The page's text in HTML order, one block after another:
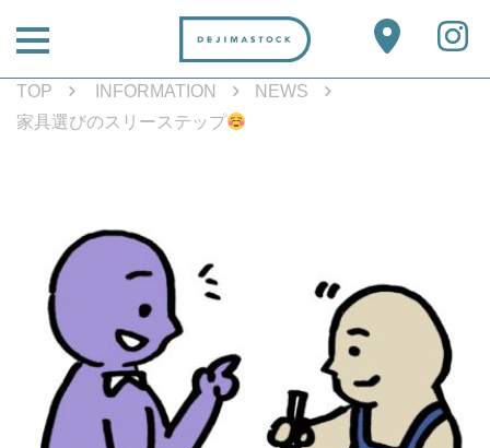
TOP INFORMATION
NEWS
家具選びのスリーステップ